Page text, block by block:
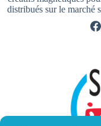
distribués sur le marché